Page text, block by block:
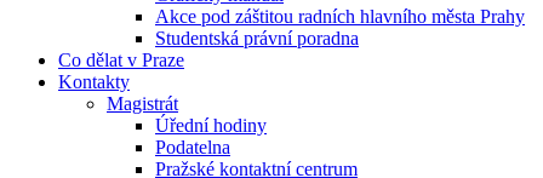
Akce pod záštitou radních hlavního města Prahy
Studentská právní poradna
Co dělat v Praze
Kontakty
Magistrát
Úřední hodiny
Podatelna
Pražské kontaktní centrum